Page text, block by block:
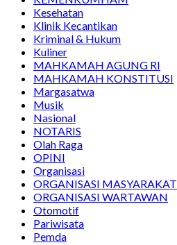
Kesehatan
Klinik Kecantikan
Kriminal & Hukum
Kuliner
MAHKAMAH AGUNG RI
MAHKAMAH KONSTITUSI
Margasatwa
Musik
Nasional
NOTARIS
Olah Raga
OPINI
Organisasi
ORGANISASI MASYARAKAT
ORGANISASI WARTAWAN
Otomotif
Pariwisata
Pemda